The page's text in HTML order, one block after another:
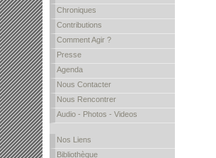
Chroniques
Contributions
Comment Agir ?
Presse
Agenda
Nous Contacter
Nous Rencontrer
Audio - Photos - Videos
Nos Liens
Bibliothèque